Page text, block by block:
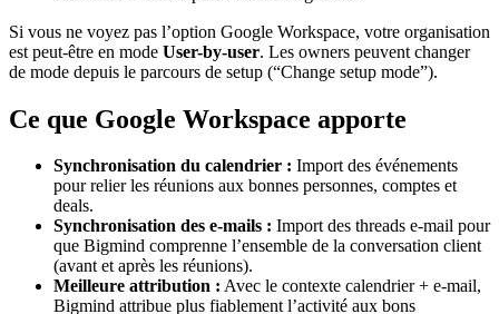
Si vous ne voyez pas l’option Google Workspace, votre organisation
est peut-être en mode User-by-user. Les owners peuvent changer
de mode depuis le parcours de setup (“Change setup mode”).
Ce que Google Workspace apporte
Synchronisation du calendrier : Import des événements
pour relier les réunions aux bonnes personnes, comptes et
deals.
Synchronisation des e-mails : Import des threads e-mail pour
que Bigmind comprenne l’ensemble de la conversation client
(avant et après les réunions).
Meilleure attribution : Avec le contexte calendrier + e-mail,
Bigmind attribue plus fiablement l’activité aux bons